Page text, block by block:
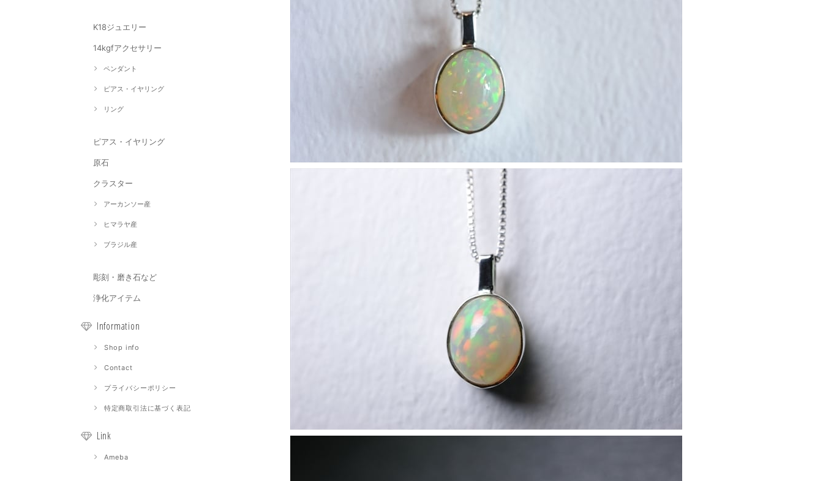
K18ジュエリー
14kgfアクセサリー
ペンダント
ピアス・イヤリング
リング
ピアス・イヤリング
原石
クラスター
アーカンソー産
ヒマラヤ産
ブラジル産
彫刻・磨き石など
浄化アイテム
Information
Shop info
Contact
プライバシーポリシー
特定商取引法に基づく表記
Link
Ameba